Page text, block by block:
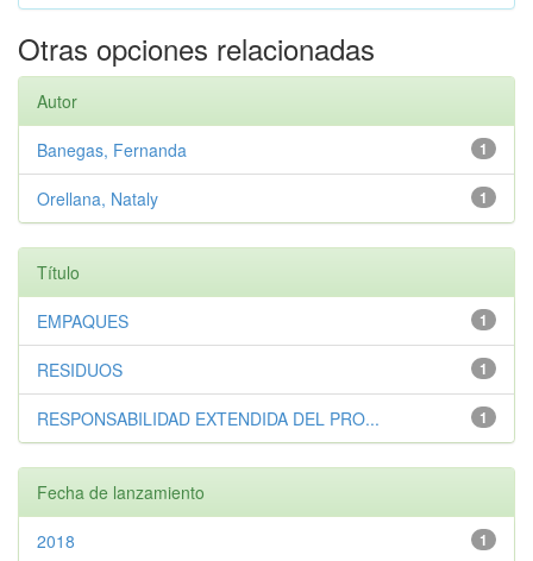
Otras opciones relacionadas
Autor
1
Banegas, Fernanda
1
Orellana, Nataly
Título
1
EMPAQUES
1
RESIDUOS
1
RESPONSABILIDAD EXTENDIDA DEL PRO...
Fecha de lanzamiento
1
2018